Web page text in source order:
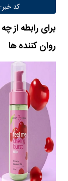
کد خبر: 273761
برای رابطه از
روان کننده ها